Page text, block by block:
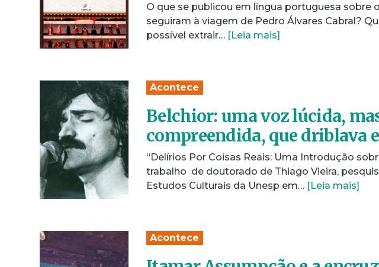
O que se publicou em língua portuguesa sobre
seguiram à viagem de Pedro Álvares Cabral?
possível extrair… [Leia mais]
Acontece
Belchior: uma voz lúcida,
compreendida, que driblava
“Delírios Por Coisas Reais: Uma Introdução
trabalho de doutorado de Thiago Vieira,
Estudos Culturais da Unesp em… [Leia mais]
Acontece